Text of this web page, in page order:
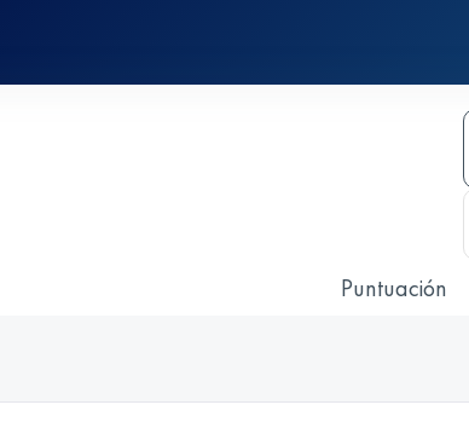
Puntuación